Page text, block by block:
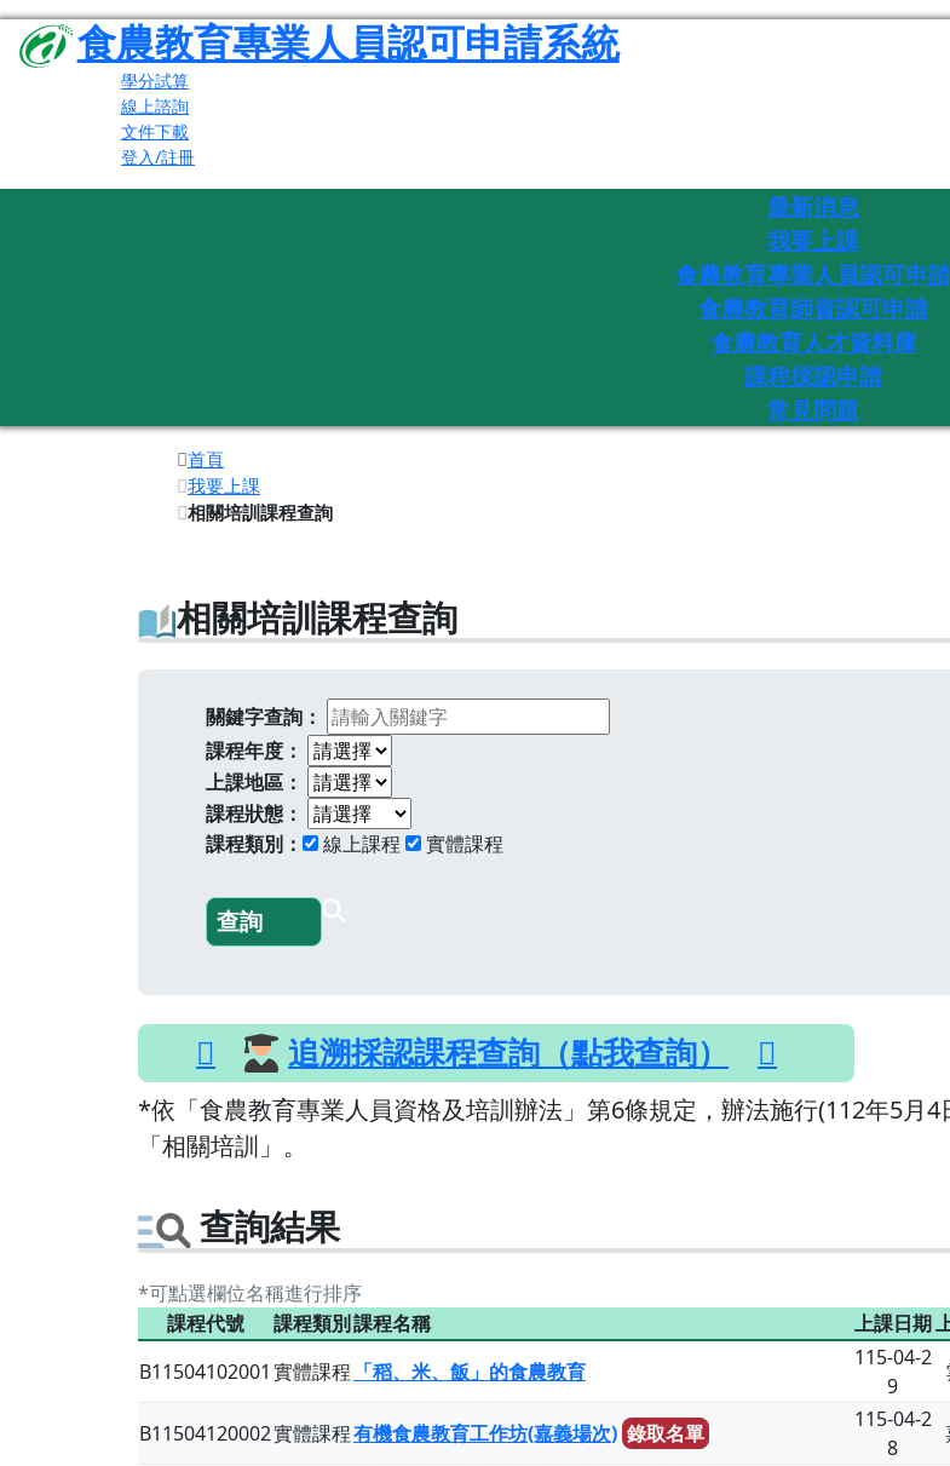
食農教育專業人員認可申請系統
學分試算
線上諮詢
文件下載
登入/註冊
最新消息
我要上課
食農教育專業人員認可申請
食農教育師資認可申請
食農教育人才資料庫
課程採認申請
常見問題
首頁
我要上課
相關培訓課程查詢
相關培訓課程查詢
關鍵字查詢：
課程年度：
上課地區：
課程狀態：
課程類別：
線上課程 實體課程
追溯採認課程查詢（點我查詢）
*依「食農教育專業人員資格及培訓辦法」第6條規定，辦法施行(112年5月
「相關培訓」。
查詢結果
*可點選欄位名稱進行排序
課程代號
課程類別課程名稱 上課日期
B11504102001 實體課程 「稻、米、飯」的食農教育
115-04-2
9
B11504120002實體課程有機食農教育工作坊(嘉義場次) 錄取名單
115-04-2
8